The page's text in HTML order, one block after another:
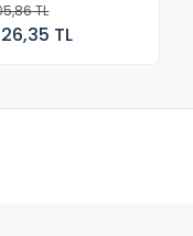
TL
TL